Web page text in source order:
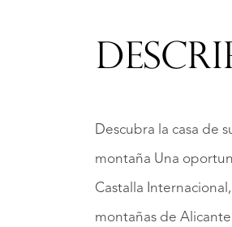
Descubra la casa de
montaña Una
Castalla
montañas de